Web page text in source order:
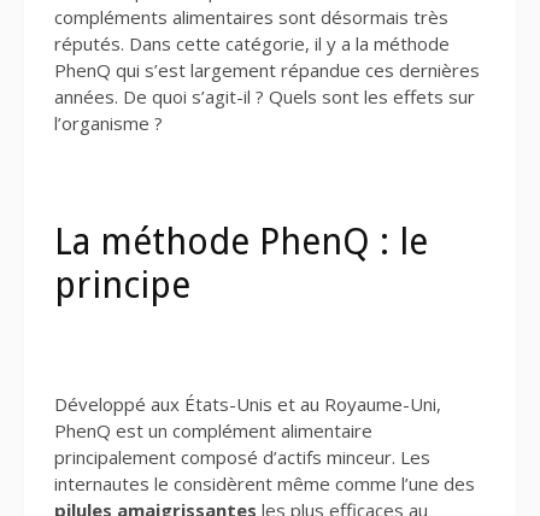
compléments alimentaires sont désormais très
réputés. Dans cette catégorie, il y a la méthode
PhenQ qui s’est largement répandue ces dernières
années. De quoi s’agit-il ? Quels sont les effets sur
l’organisme ?
La méthode PhenQ : le
principe
Développé aux États-Unis et au Royaume-Uni,
PhenQ est un complément alimentaire
principalement composé d’actifs minceur. Les
internautes le considèrent même comme l’une des
pilules amaigrissantes les plus efficaces au